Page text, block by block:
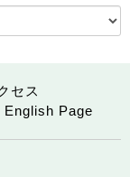
セス
English Page